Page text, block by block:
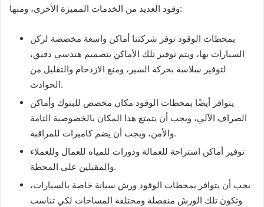
وقود العديد من الخدمات المميزة الأخرى، ومنها:
بمحطات الوقود توفر شركتنا أماكن واسعة مخصصة لركن
السيارات بها، ويتم توفير تلك الأماكن بتصميم هندسي دقيق،
لتوفير سلاسة بحركة السير، ومنع الازدحام والتقليل من
الحوادث.
يتوافر أيضًا بمحطات الوقود مكان مخصص للبنوك وأماكن
الصراف الآلي، ويجب أن يتمتع هذا المكان بالخصوصية التامة
والأمن، ويجب أن يضم كاميرات للمراقبة.
توفير أماكن استراحة للعمالة ودورات للمياه للعمال وللعملاء
والمقبلين على المحطة.
يجب أن يتوافر بمحطات الوقود ورش سيانة خاصة بالسيارات،
وتكون تلك الورش منفصلة ومختلفة المساحات لكي تناسب